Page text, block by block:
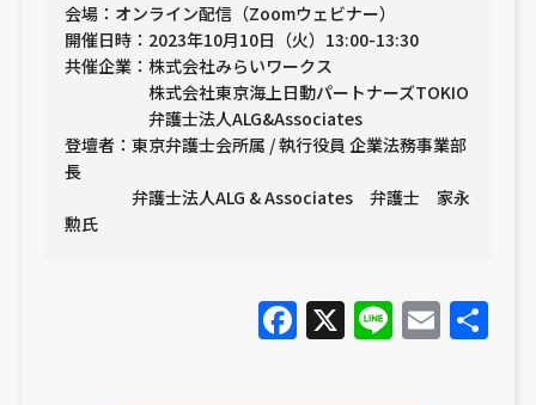
会場：オンライン配信（Zoomウェビナー）
開催日時：2023年10月10日（火）13:00-13:30
共催企業：株式会社みらいワークス
株式会社東京海上日動パートナーズTOKIO
弁護士法人ALG&Associates
登壇者：東京弁護士会所属 / 執行役員 企業法務事業部
長
弁護士法人ALG & Associates 弁護士 家永
勲氏
Facebook
X Line